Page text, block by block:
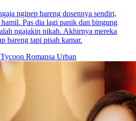
nginep bareng dosennya sendiri,
Pas dia lagi panik dan bingung
ngajakin nikah. Akhirnya mereka
bareng tapi pisah kamar.
Tycoon Romansa Urban